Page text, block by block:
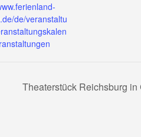
de/veranstaltu
Theaterstück Reichsburg